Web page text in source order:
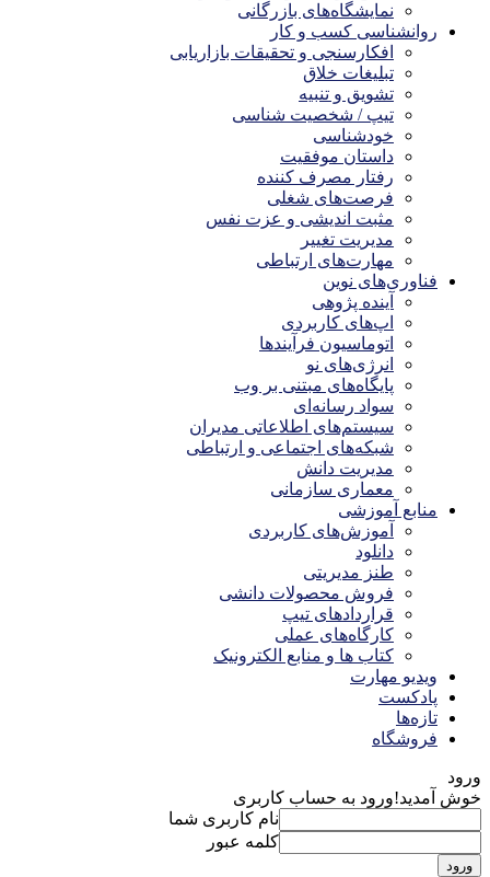
نمایشگاه‌های بازرگانی
روانشناسی کسب و کار
افکارسنجی و تحقیقات بازاریابی
تبلیغات خلاق
تشویق و تنبیه
تیپ / شخصیت شناسی
خودشناسی
داستان موفقیت
رفتار مصرف کننده
فرصت‌های شغلی
مثبت اندیشی و عزت نفس
مدیریت تغییر
مهارت‌های ارتباطی
فناوری‌های نوین
آینده پژوهی
اپ‌های کاربردی
اتوماسیون فرآیندها
انرژی‌های نو
پایگاه‌های مبتنی بر وب
سواد رسانه‌ای
سیستم‌های اطلاعاتی مدیران
شبکه‌های اجتماعی و ارتباطی
مدیریت دانش
معماری سازمانی
منابع آموزشی
آموزش‌های کاربردی
دانلود
طنز مدیریتی
فروش محصولات دانشی
قراردادهای تیپ
کارگاه‌های عملی
کتاب ها و منابع الکترونیک
ویدیو مهارت
پادکست
تازه‌ها
فروشگاه
ورود
خوش آمدید!ورود به حساب کاربری
نام کاربری شما
کلمه عبور